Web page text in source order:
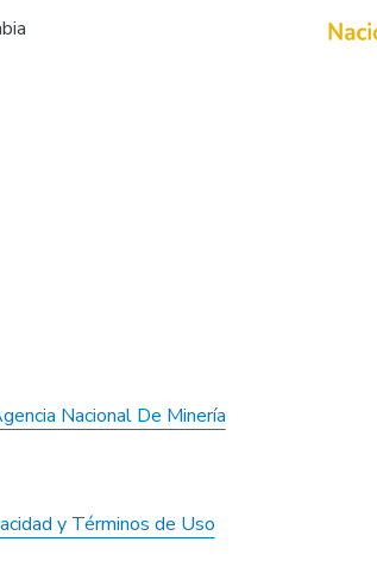
Nacional De Minería
y Términos de Uso